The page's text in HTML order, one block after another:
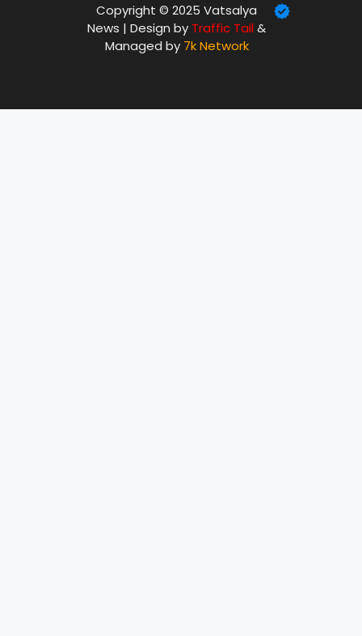
Copyright © 2025 Vatsalya
News | Design by Traffic Tail&
Managed by 7k Network